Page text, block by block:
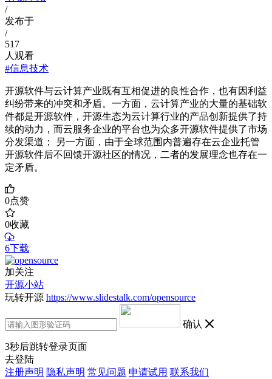
/
发布于
/
517
人观看
#信息技术
开源软件与云计算产业既有互相促进的良性合作，也有因利益
纠纷带来的冲突和矛盾。一方面，云计算产业的大量的基础软
件都是开源软件，开源生态为云计算行业的产品创新提供了持
续的动力，而云服务企业的平台也为众多开源软件提供了市场
分发渠道； 另一方面，由于全球范围内普遍存在云企业托管
开源软件后不回馈开源社区的情况，二者的发展理念也存在一
定矛盾。
0点赞
0收藏
6下载
加关注
开源小站
玩转开源 https://www.slidestalk.com/opensource
确认
3秒后跳转登录页面
去登陆
注册声明 隐私声明 常见问题 申请试用 联系我们